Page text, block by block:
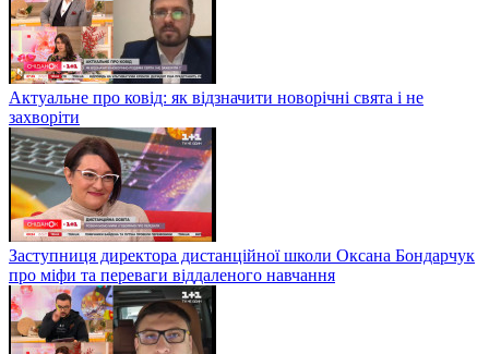
Актуальне про ковід: як відзначити новорічні свята і не
захворіти
Заступниця директора дистанційної школи Оксана Бондарчук
про міфи та переваги віддаленого навчання